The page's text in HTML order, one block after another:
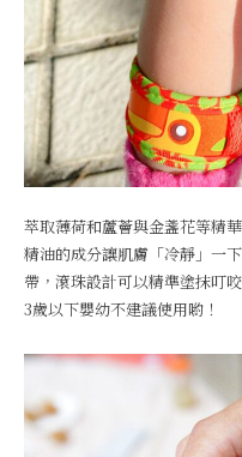
萃取薄荷和蘆薈與金盞花等精
精油的成分讓肌膚「冷靜」一
帶，滾珠設計可以精準塗抹叮
3歲以下嬰幼不建議使用喲！